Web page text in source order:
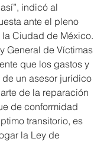
indicó al
ante el pleno
Ciudad de México.
General de Víctimas
que los gastos y
un asesor jurídico
de la reparación
de conformidad
transitorio, es
la Ley de